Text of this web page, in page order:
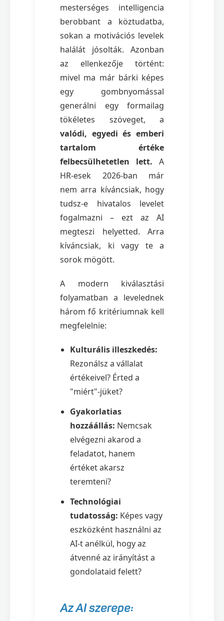
mesterséges intelligencia
berobbant a köztudatba,
sokan a motivációs levelek
halálát jósolták. Azonban
az ellenkezője történt:
mivel ma már bárki képes
egy gombnyomással
generálni egy formailag
tökéletes szöveget, a
valódi, egyedi és emberi
tartalom értéke
felbecsülhetetlen lett. A
HR-esek 2026-ban már
nem arra kíváncsiak, hogy
tudsz-e hivatalos levelet
fogalmazni – ezt az AI
megteszi helyetted. Arra
kíváncsiak, ki vagy te a
sorok mögött.
A modern kiválasztási
folyamatban a levelednek
három fő kritériumnak kell
megfelelnie:
Kulturális illeszkedés:
Rezonálsz a vállalat
értékeivel? Érted a
"miért"-jüket?
Gyakorlatias
hozzáállás: Nemcsak
elvégezni akarod a
feladatot, hanem
értéket akarsz
teremteni?
Technológiai
tudatosság: Képes vagy
eszközként használni az
AI-t anélkül, hogy az
átvenné az irányítást a
gondolataid felett?
Az AI szerepe: